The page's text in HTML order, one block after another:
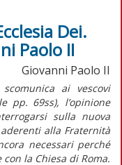
Dei.
Paolo II
Giovanni Paolo II
ai vescovi
pp. 69ss), l’opinione
sulla nuova
alla Fraternità
necessari perché
la Chiesa di Roma.